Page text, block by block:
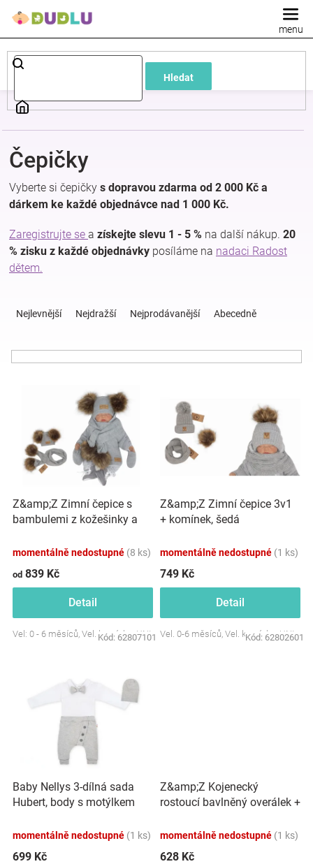
Hledat
Dětské
a
kojenecké
oblečení
Pokojíček
a
kojenecká
výbava
Hračky
pro
oblečení
Značky
Hračkářství
Čepičky
Vyberte si čepičky s dopravou zdarma od 2 000 Kč a
dárkem ke každé objednávce nad 1 000 Kč.
Zaregistrujte se a získejte slevu 1 - 5 % na další nákup. 20
% zisku z každé objednávky posíláme na nadaci Radost
dětem.
ů
Nejlevnější Nejdražší Nejprodávanější Abecedně
o
d
u
t
ů
Z&amp;Z Zimní čepice s
bambulemi z kožešinky a
momentálně nedostupné (8 ks)
od 839 Kč
Detail
Vel: 0 - 6 měsíců, Vel. komínku: UNI
Kód: 62807101
Z&amp;Z Zimní čepice 3v1
+ komínek, šedá
momentálně nedostupné (1 ks)
749 Kč
Detail
Vel. 0-6 měsíců, Vel. komínku: UNI
Kód: 62802601
Baby Nellys 3-dílná sada
Hubert, body s motýlkem
šedý
momentálně nedostupné (1 ks)
699 Kč
Z&amp;Z Kojenecký
rostoucí bavlněný overálek +
momentálně nedostupné (1 ks)
628 Kč